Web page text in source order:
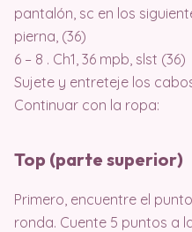
pantalón, sc en los
pierna, (36)
6 – 8 . Ch1, 36 mpb, slst (36)
Sujete y entreteje los
Continuar con la ropa:
Top (parte superior)
Primero, encuentre el
ronda. Cuente 5 puntos a